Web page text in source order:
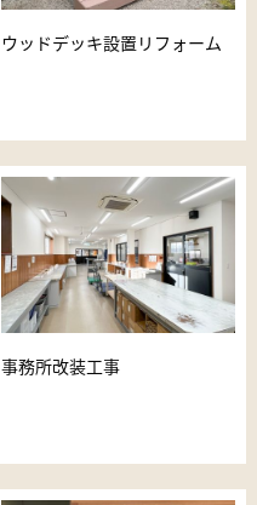
ウッドデッキ設置リフォーム
事務所改装工事